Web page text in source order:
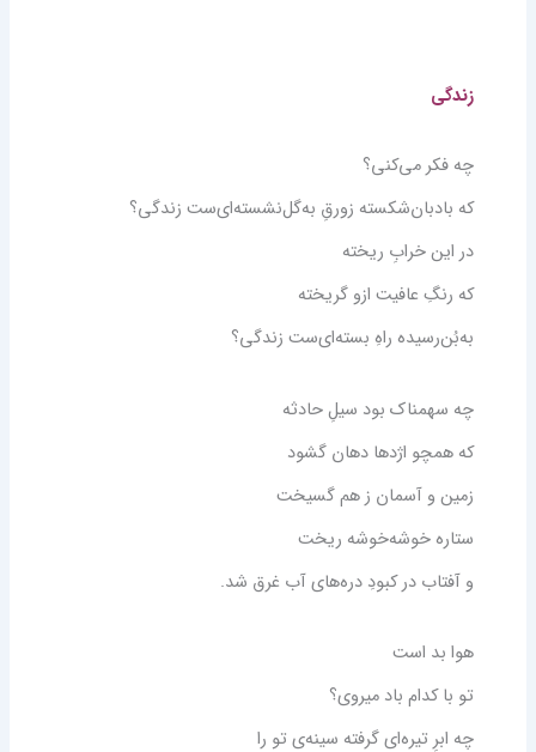
زندگی
چه فکر می‌کنی؟
که بادبان‌شکسته زورقِ به‌گل‌نشسته‌ای‌ست زندگی؟
در این خرابِ ریخته
که رنگِ عافیت ازو گریخته
به‌بُن‌رسیده راهِ بسته‌ای‌ست زندگی؟
چه سهمناک بود سیلِ حادثه
که همچو اژدها دهان گشود
زمین و آسمان ز هم گسیخت
ستاره خوشه‌خوشه ریخت
و آفتاب در کبودِ دره‌های آب غرق شد.
هوا بد است
تو با کدام باد میروی؟
چه ابرِ تیره‌ای گرفته سینه‌ی تو را